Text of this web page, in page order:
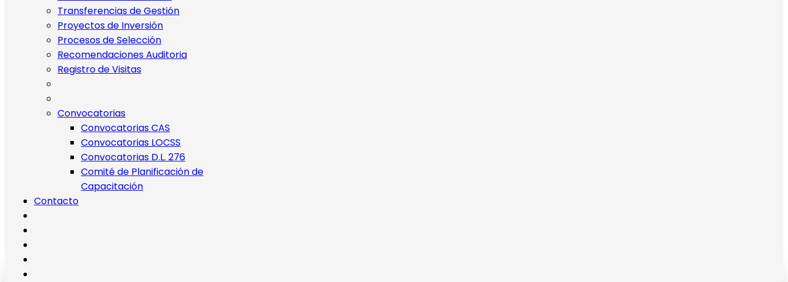
Transferencias de Gestión
Proyectos de Inversión
Procesos de Selección
Recomendaciones Auditoria
Registro de Visitas
Convocatorias
Convocatorias CAS
Convocatorias LOCSS
Convocatorias D.L. 276
Comité de Planificación de
Capacitación
Contacto